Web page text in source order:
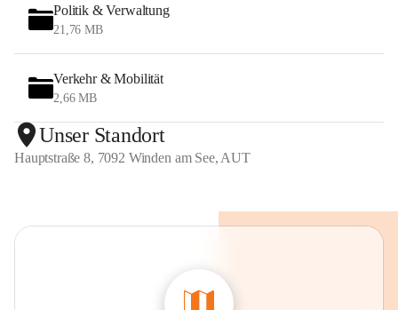
Politik & Verwaltung
21,76 MB
Verkehr & Mobilität
2,66 MB
Unser Standort
Hauptstraße 8, 7092 Winden am See, AUT